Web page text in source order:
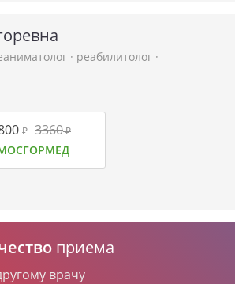
· реабилитолог ·
₽ 3360₽
МОСГОРМЕД
приема
врачу